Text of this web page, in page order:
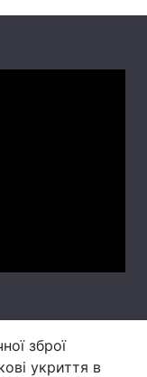
зброї
укриття в